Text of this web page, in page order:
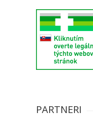
PARTNERI